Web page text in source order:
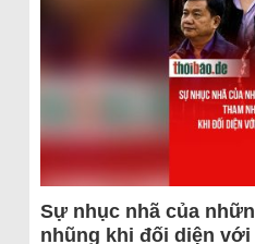
Sự nhục nhã của
nhũng khi đối diện với